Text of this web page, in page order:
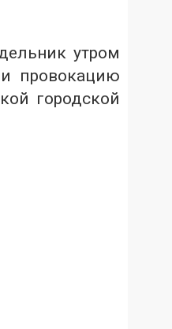
утром
провокацию
городской